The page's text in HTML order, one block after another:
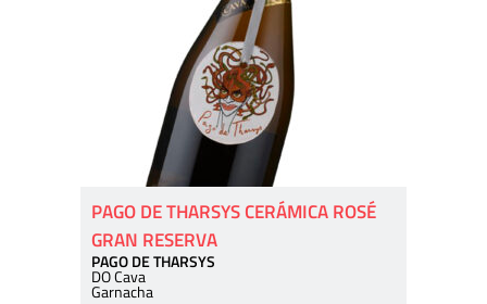
PAGO DE THARSYS CERÁMICA ROSÉ
GRAN RESERVA
PAGO DE THARSYS
DO Cava
Garnacha